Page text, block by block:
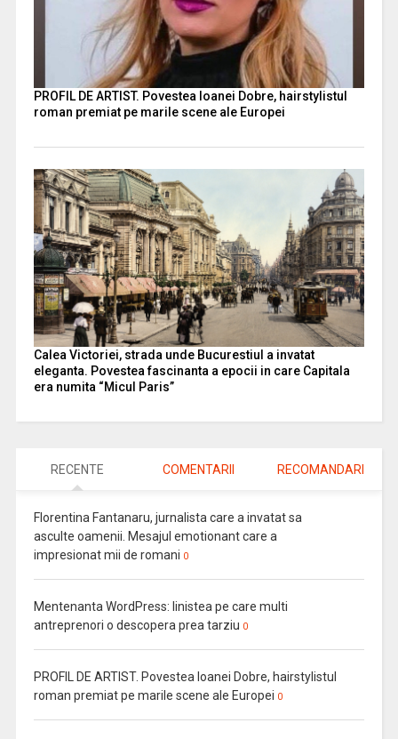
PROFIL DE ARTIST. Povestea Ioanei Dobre, hairstylistul
roman premiat pe marile scene ale Europei
Calea Victoriei, strada unde Bucurestiul a invatat
eleganta. Povestea fascinanta a epocii in care Capitala
era numita “Micul Paris”
RECENTE COMENTARII RECOMANDARI
Florentina Fantanaru, jurnalista care a invatat sa
asculte oamenii. Mesajul emotionant care a
impresionat mii de romani 0
Mentenanta WordPress: linistea pe care multi
antreprenori o descopera prea tarziu 0
PROFIL DE ARTIST. Povestea Ioanei Dobre, hairstylistul
roman premiat pe marile scene ale Europei 0